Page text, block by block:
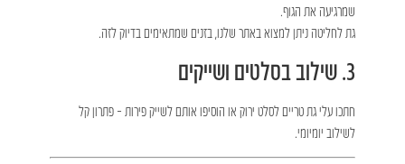
שמרגיעה את הגוף.
גת לחליטהניתן למצוא באתר שלנו, בזנים שמתאימים בדיוק לזה.
3. שילוב בסלטים ושייקים
חתכו עלי גת טריים לסלט ירוק או הוסיפו אותם לשייק פירות – פתרון קל
לשילוב יומיומי.